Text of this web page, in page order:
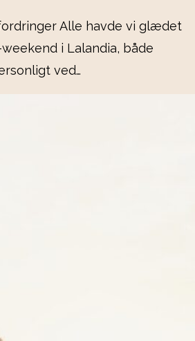
Alle havde vi glædet
i Lalandia, både
ved…